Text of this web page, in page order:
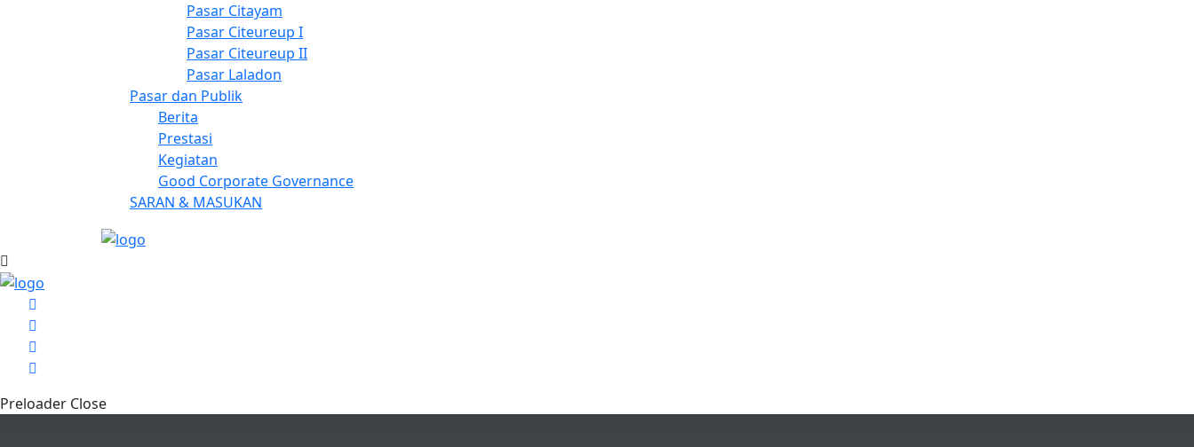
Pasar Citayam
Pasar Citeureup I
Pasar Citeureup II
Pasar Laladon
Pasar dan Publik
Berita
Prestasi
Kegiatan
Good Corporate Governance
SARAN & MASUKAN
Preloader Close